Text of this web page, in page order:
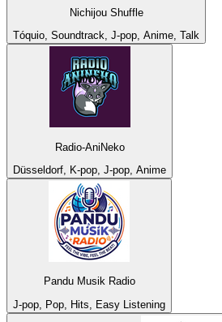
Nichijou Shuffle
Tóquio, Soundtrack, J-pop, Anime, Talk
Radio-AniNeko
Düsseldorf, K-pop, J-pop, Anime
Pandu Musik Radio
J-pop, Pop, Hits, Easy Listening